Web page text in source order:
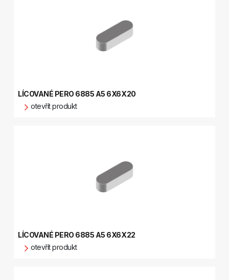
LÍCOVANÉ PERO 6885 A5 6X6X20
otevřít produkt
LÍCOVANÉ PERO 6885 A5 6X6X22
otevřít produkt